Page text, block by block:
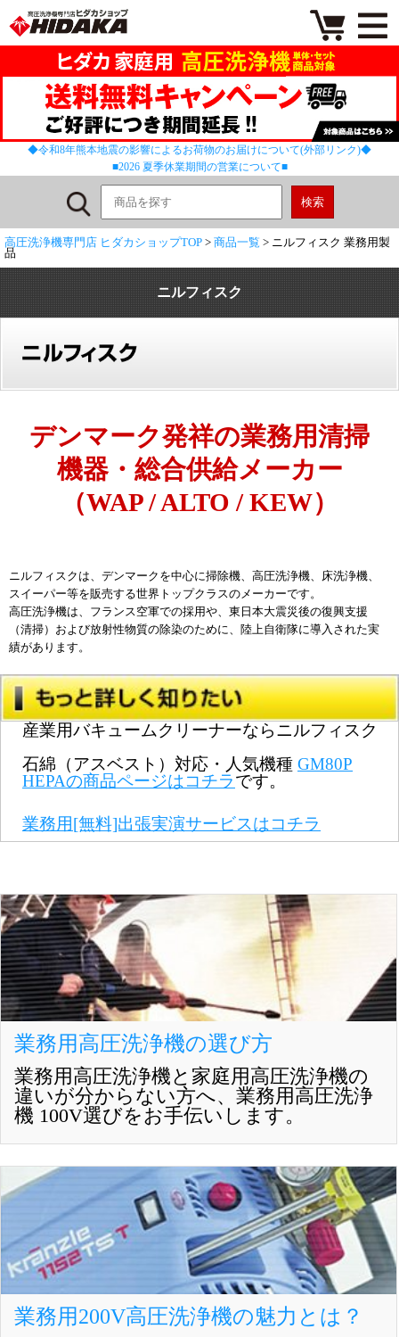
◆令和8年熊本地震の影響によるお荷物のお届けについて(外部リンク)◆
■2026 夏季休業期間の営業について■
高圧洗浄機専門店 ヒダカショップTOP > 商品一覧 > ニルフィスク 業務用製
品
ニルフィスク
デンマーク発祥の業務用清掃
機器・総合供給メーカー
（WAP / ALTO / KEW）
ニルフィスクは、デンマークを中心に掃除機、高圧洗浄機、床洗浄機、
スイーパー等を販売する世界トップクラスのメーカーです。
高圧洗浄機は、フランス空軍での採用や、東日本大震災後の復興支援
（清掃）および放射性物質の除染のために、陸上自衛隊に導入された実
績があります。
産業用バキュームクリーナーならニルフィスク
石綿（アスベスト）対応・人気機種 GM80P
HEPAの商品ページはコチラです。
業務用[無料]出張実演サービスはコチラ
業務用高圧洗浄機の選び方
業務用高圧洗浄機と家庭用高圧洗浄機の
違いが分からない方へ、業務用高圧洗浄
機 100V選びをお手伝いします。
業務用200V高圧洗浄機の魅力とは？